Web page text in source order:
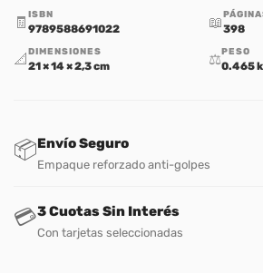
🧾 ISBN
9789588691022 📖398
📐 DIMENSIONES
21 × 14 × 2,3 cm ⚖️PESO
0.465
📦Envío Seguro
Empaque reforzado anti-golpes
💳3 Cuotas Sin Interés
Con tarjetas seleccionadas